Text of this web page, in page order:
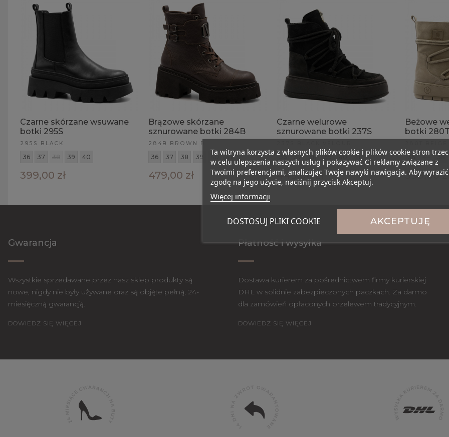
Czarne skórzane wsuwane
botki 295S
295S BLACK
36 37 38 39 40
399,00 zł
Brązowe skórzane
sznurowane botki 284B
284B BROWN R
36 37 38 39 40 41
479,00 zł
Czarne welurowe
sznurowane botki 237S
36 37 38 39 40 41
449,00 zł
Beżowe
botki
36 37 38
399,00
Gwarancja
Wszystkie sprzedawane przez nasz sklep produkty są
nowe, nigdy nie były używane oraz są objęte pełną, 24-
miesięczną gwarancją.
DOWIEDZ SIĘ WIĘCEJ
Płatność i wysyłka
Dostawa kurierem za pośrednictwem firmy kurierskiej
DHL w solidnie zabezpieczonych paczkach. Za darmo
dla zamówień opłaconych przelewem tradycyjnym.
DOWIEDZ SIĘ WIĘCEJ
Ta witryna korzysta z własnych plików cookie i plików cookie stron
w celu ulepszenia naszych usług i pokazywać Ci reklamy związane z
Twoimi preferencjami, analizując Twoje nawyki nawigacja. Aby wyrazić
zgodę na jego użycie, naciśnij przycisk Akceptuj.
Więcej informacji
DOSTOSUJ PLIKI COOKIE AKCEPTUJĘ